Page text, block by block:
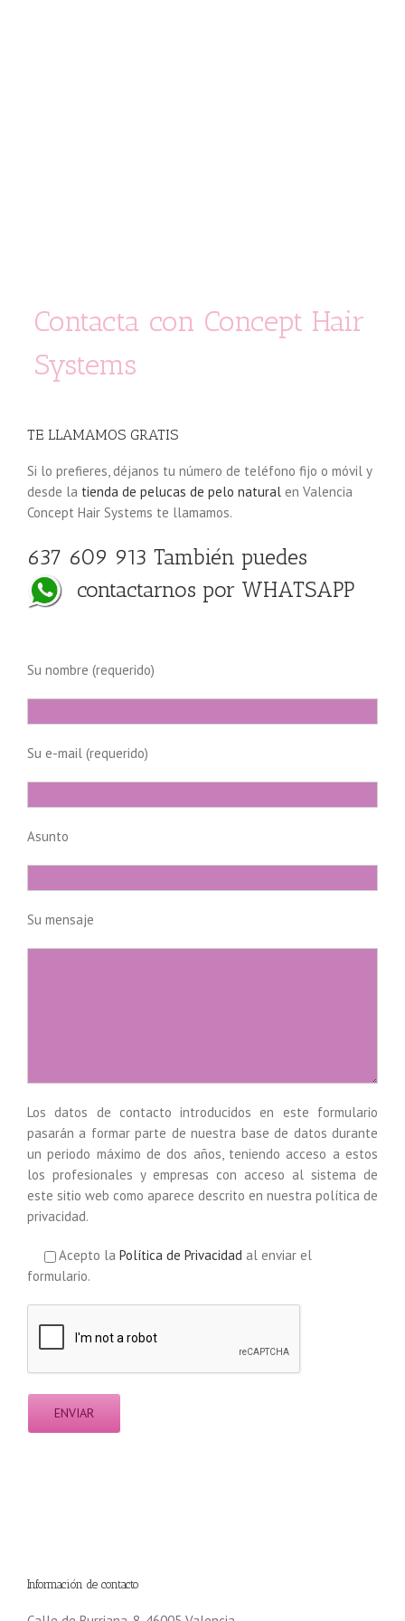
Contacta con Concept Hair
Systems
TE LLAMAMOS GRATIS
Si lo prefieres, déjanos tu número de teléfono fijo o móvil y
desde la tienda de pelucas de pelo natural en Valencia
Concept Hair Systems te llamamos.
637 609 913 También puedes
contactarnos por WHATSAPP
Su nombre (requerido)
Su e-mail (requerido)
Asunto
Su mensaje
Los datos de contacto introducidos en este formulario
pasarán a formar parte de nuestra base de datos durante
un periodo máximo de dos años, teniendo acceso a estos
los profesionales y empresas con acceso al sistema de
este sitio web como aparece descrito en nuestra política de
privacidad.
Acepto la Política de Privacidad al enviar el
formulario.
Información de contacto